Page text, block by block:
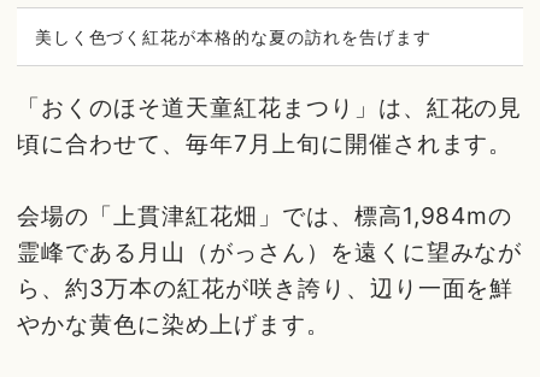
美しく色づく紅花が本格的な夏の訪れを告げます
「おくのほそ道天童紅花まつり」は、紅花の見
頃に合わせて、毎年7月上旬に開催されます。
会場の「上貫津紅花畑」では、標高1,984mの
霊峰である月山（がっさん）を遠くに望みなが
ら、約3万本の紅花が咲き誇り、辺り一面を鮮
やかな黄色に染め上げます。